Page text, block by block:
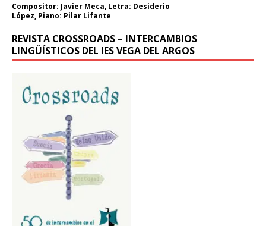
Compositor: Javier Meca, Letra: Desiderio
López, Piano: Pilar Lifante
REVISTA CROSSROADS – INTERCAMBIOS
LINGÜÍSTICOS DEL IES VEGA DEL ARGOS